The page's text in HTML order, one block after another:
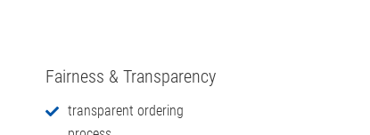
Fairness & Transparency
transparent ordering